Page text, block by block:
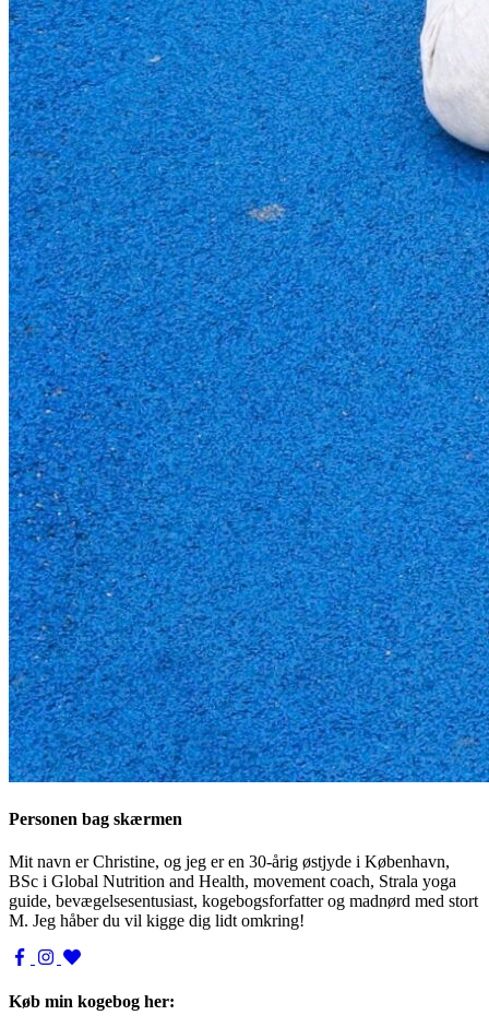
Personen bag skærmen
Mit navn er Christine, og jeg er en 30-årig østjyde i København,
BSc i Global Nutrition and Health, movement coach, Strala yoga
guide, bevægelsesentusiast, kogebogsforfatter og madnørd med stort
M. Jeg håber du vil kigge dig lidt omkring!
Køb min kogebog her: